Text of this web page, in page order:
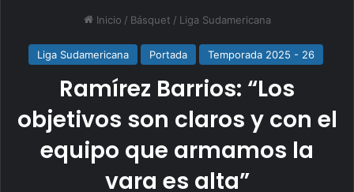
Inicio / Básquet / Liga Sudamericana
Liga Sudamericana Portada Temporada 2025 - 26
Ramírez Barrios: “Los
objetivos son claros y con el
equipo que armamos la
vara es alta”